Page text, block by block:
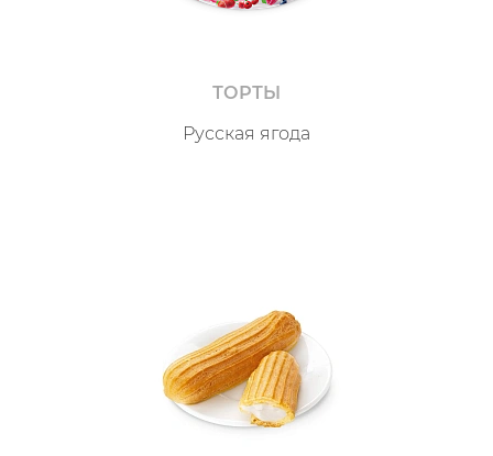
ТОРТЫ
Русская ягода